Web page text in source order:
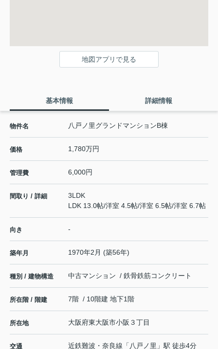
地図アプリで見る
基本情報 詳細情報
物件名 八戸ノ里グランドマンションB棟
価格 1,780万円
管理費 6,000円
間取り / 詳細
3LDK
LDK 13.0帖/洋室 4.5帖/洋室 6.5帖/洋室 6.7帖
向き -
築年月 1970年2月 (築56年)
種別 / 建物構造 中古マンション / 鉄骨鉄筋コンクリート
所在階 / 階建 7階 / 10階建 地下1階
所在地 大阪府東大阪市小阪 ３丁目
交通 近鉄難波・奈良線 「 八戸ノ里 」駅 徒歩4分